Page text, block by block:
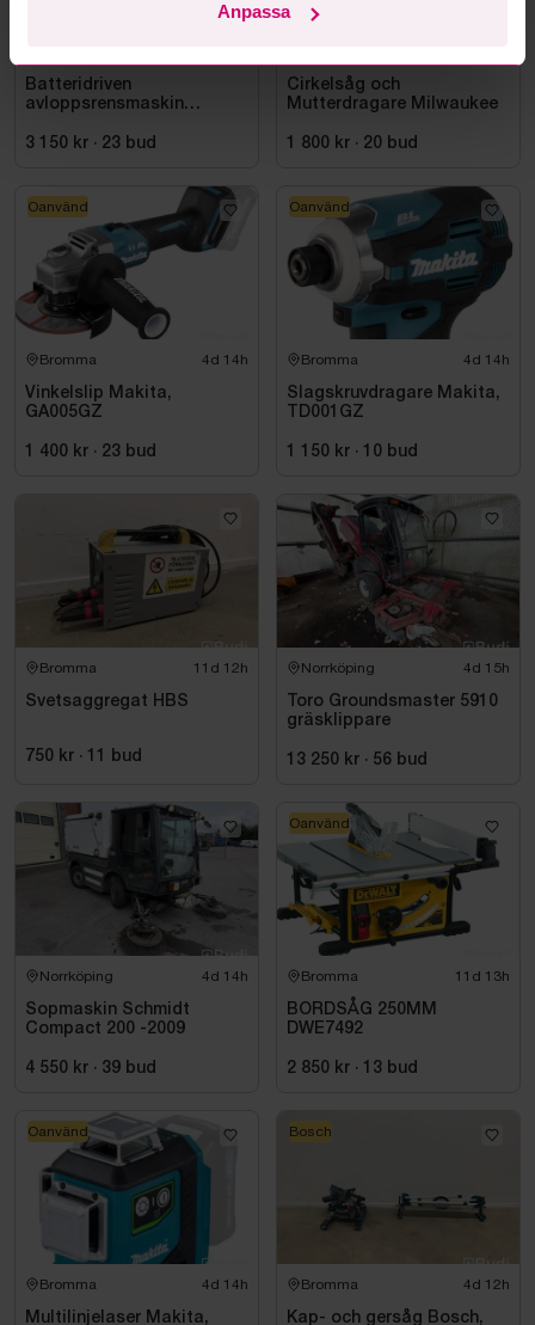
Anpassa
Batteridriven
avloppsrensmaskin
FSSM-121 | Oanvänd
3 150 kr · 23 bud
Cirkelsåg och
Mutterdragare Milwaukee
1 800 kr · 20 bud
Bromma 4d 14h
Vinkelslip Makita,
GA005GZ
1 400 kr · 23 bud
Oanvänd
Bromma 4d 14h
Slagskruvdragare Makita,
TD001GZ
1 150 kr · 10 bud
Oanvänd
Bromma 11d 12h
Svetsaggregat HBS
750 kr · 11 bud
Norrköping 4d 15h
Toro Groundsmaster 5910
gräsklippare
13 250 kr · 56 bud
Norrköping 4d 14h
Sopmaskin Schmidt
Compact 200 -2009
4 550 kr · 39 bud
Bromma 11d 13h
BORDSÅG 250MM
DWE7492
2 850 kr · 13 bud
Oanvänd
Bromma 4d 14h
Multilinjelaser Makita,
Oanvänd
Bromma 4d 12h
Kap- och gersåg Bosch,
Bosch